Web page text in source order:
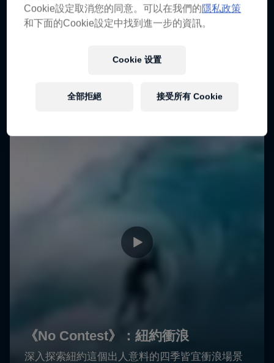
Cookie設定取消您的同意。可以在我們的隱私政策
和下面的Cookie設定中找到進一步的資訊。
Cookie 设置
全部拒絕 接受所有 Cookie